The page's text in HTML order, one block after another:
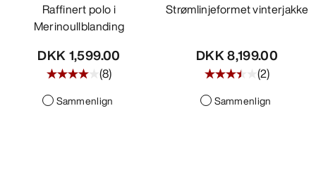
Raffinert polo i
Merinoullblanding
DKK 1,599.00
(8)
Sammenlign
Strømlinjeformet vinterjakke
DKK 8,199.00
(2)
Sammenlign